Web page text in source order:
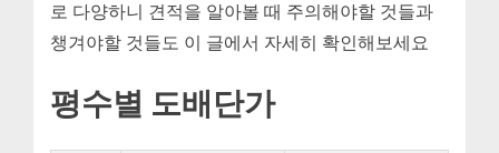
로 다양하니 견적을 알아볼 때 주의해야할 것들과
챙겨야할 것들도 이 글에서 자세히 확인해보세요
평수별 도배단가